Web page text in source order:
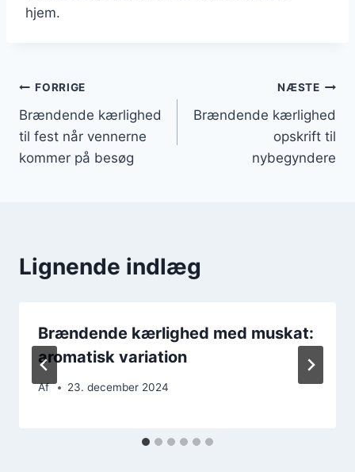
hjem.
Indlægsnavigation
FORRIGE
Brændende kærlighed
til fest når vennerne
kommer på besøg
NÆSTE
Brændende kærlighed
opskrift til
nybegyndere
Lignende indlæg
Brændende kærlighed med muskat:
aromatisk variation
Af 23. december 2024